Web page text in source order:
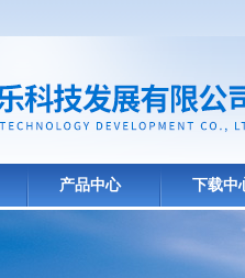
产品中心 下载中